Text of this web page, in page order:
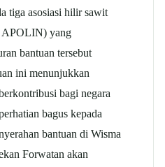
tiga asosiasi hilir sawit
yang
bantuan tersebut
ini menunjukkan
bagi negara
bagus kepada
bantuan di Wisma
Forwatan akan